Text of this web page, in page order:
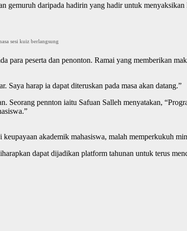
gemuruh daripada hadirin yang hadir untuk
sesi kuiz berlangsung
peserta dan penonton. Ramai yang memberikan
Saya harap ia dapat diteruskan pada masa akan datang.”
Seorang pennton iaitu Safuan Salleh menyatakan,
akademik mahasiswa, malah memperkukuh
dapat dijadikan platform tahunan untuk terus